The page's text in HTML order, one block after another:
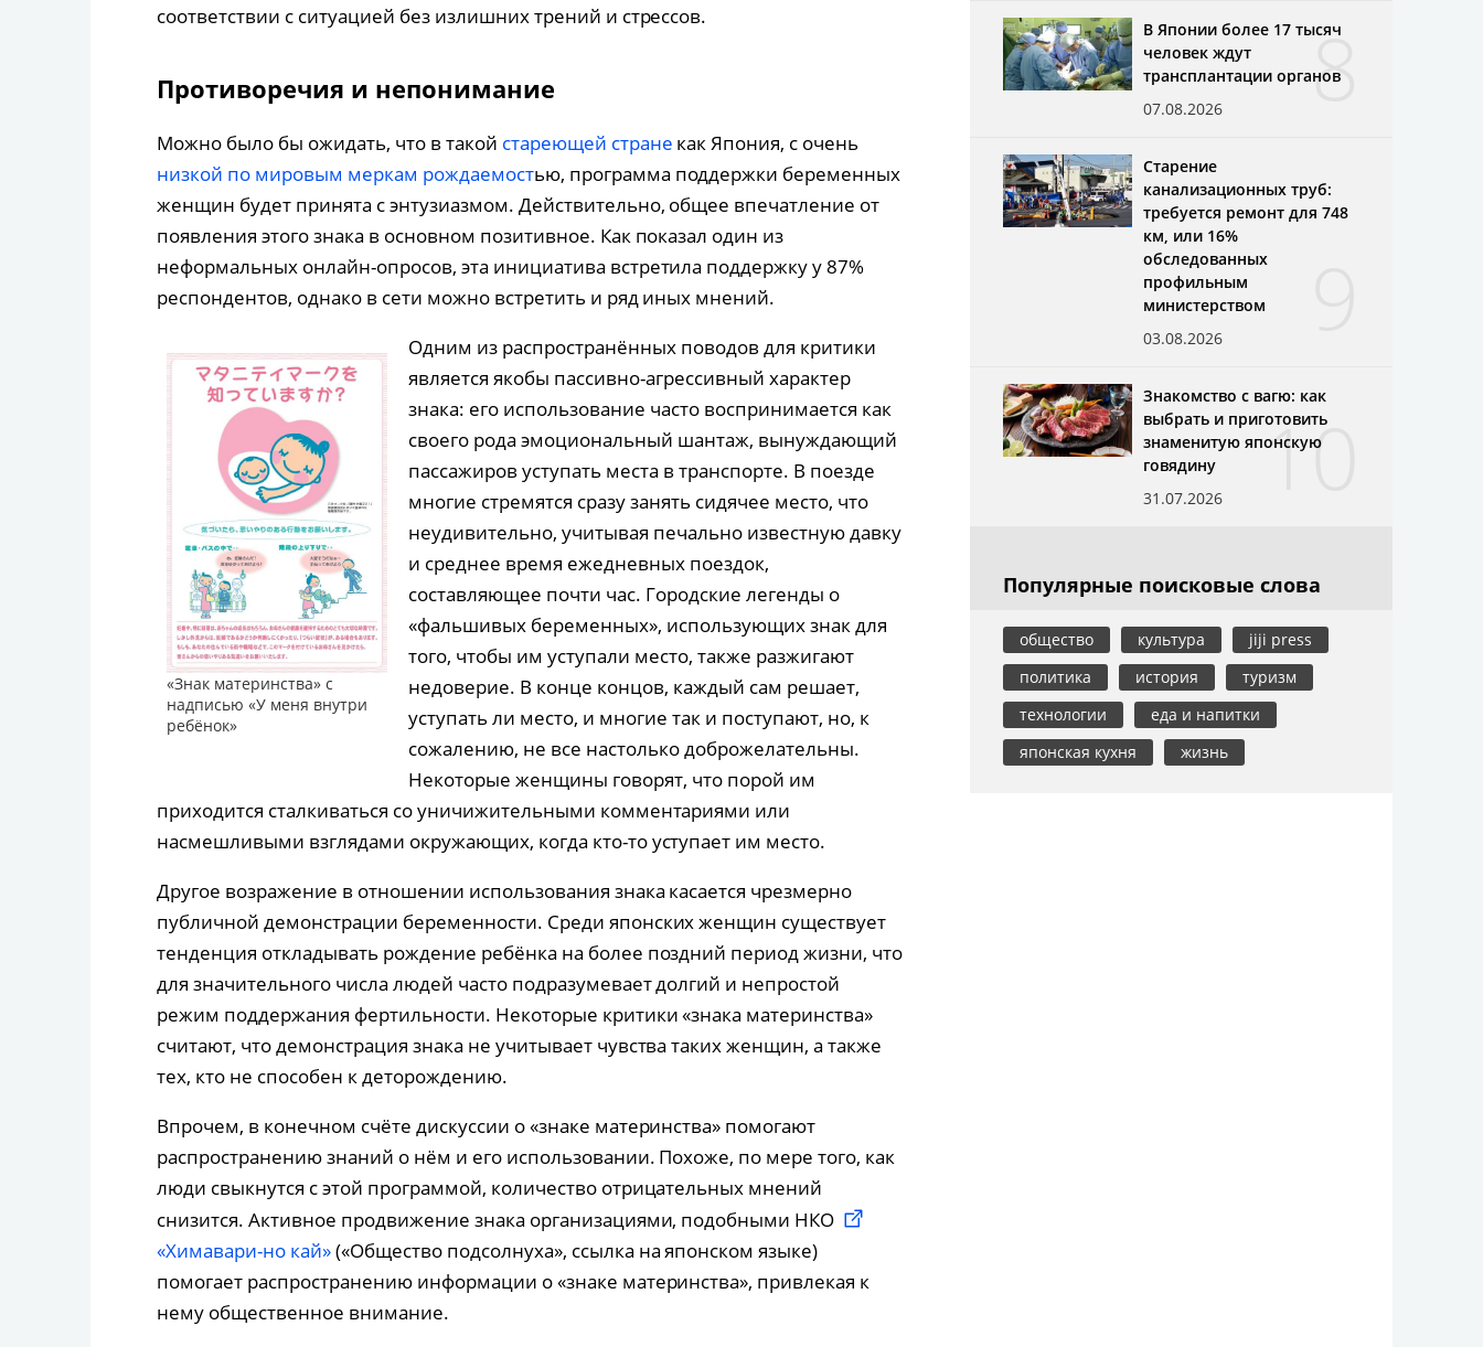
соответствии с ситуацией без излишних трений и стрессов.
Противоречия и непонимание
Можно было бы ожидать, что в такой стареющей стране как Япония, с очень
низкой по мировым меркам рождаемостью, программа поддержки беременных
женщин будет принята с энтузиазмом. Действительно, общее впечатление от
появления этого знака в основном позитивное. Как показал один из
неформальных онлайн-опросов, эта инициатива встретила поддержку у 87%
респондентов, однако в сети можно встретить и ряд иных мнений.
«Знак материнства» с
надписью «У меня внутри
ребёнок»
Одним из распространённых поводов для критики
является якобы пассивно-агрессивный характер
знака: его использование часто воспринимается как
своего рода эмоциональный шантаж, вынуждающий
пассажиров уступать места в транспорте. В поезде
многие стремятся сразу занять сидячее место, что
неудивительно, учитывая печально известную давку
и среднее время ежедневных поездок,
составляющее почти час. Городские легенды о
«фальшивых беременных», использующих знак для
того, чтобы им уступали место, также разжигают
недоверие. В конце концов, каждый сам решает,
уступать ли место, и многие так и поступают, но, к
сожалению, не все настолько доброжелательны.
Некоторые женщины говорят, что порой им
приходится сталкиваться со уничижительными комментариями или
насмешливыми взглядами окружающих, когда кто-то уступает им место.
Другое возражение в отношении использования знака касается чрезмерно
публичной демонстрации беременности. Среди японских женщин существует
тенденция откладывать рождение ребёнка на более поздний период жизни, что
для значительного числа людей часто подразумевает долгий и непростой
режим поддержания фертильности. Некоторые критики «знака материнства»
считают, что демонстрация знака не учитывает чувства таких женщин, а также
тех, кто не способен к деторождению.
Впрочем, в конечном счёте дискуссии о «знаке материнства» помогают
распространению знаний о нём и его использовании. Похоже, по мере того, как
люди свыкнутся с этой программой, количество отрицательных мнений
снизится. Активное продвижение знака организациями, подобными НКО
«Химавари-но кай»(«Общество подсолнуха», ссылка на японском языке)
помогает распространению информации о «знаке материнства», привлекая к
нему общественное внимание.
8
В Японии более 17 тысяч
человек ждут
трансплантации органов
07.08.2026
Старение
канализационных труб:
требуется ремонт для 748
км, или 16%
обследованных
профильным
министерством
03.08.2026
10
Знакомство с вагю: как
выбрать и приготовить
знаменитую японскую
говядину
31.07.2026
Популярные поисковые слова
общество культура
jiji press
политика
история
туризм
технологии
еда и напитки
японская кухня
жизнь